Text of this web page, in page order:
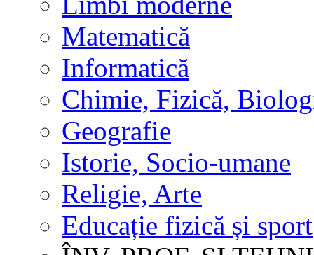
Matematică
Informatică
Chimie, Fizică,
Geografie
Istorie, Socio-umane
Religie, Arte
Educație fizică și sport